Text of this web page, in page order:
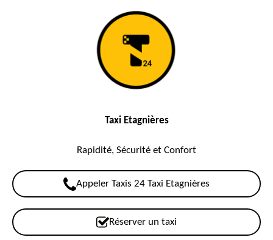
Taxi Etagnières
Rapidité, Sécurité et Confort
Appeler Taxis 24 Taxi Etagnières
Réserver un taxi